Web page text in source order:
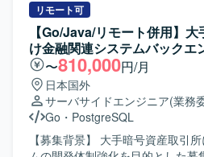
環境への移行経験も積むことができます。 【
JavaおよびSpringBootを中心とし
開発環境となっております。クラ
用する可能性があり、要件定義や
も関わる機会がございます。
に、ApacheやRDBを考慮した設
ビュー、課題やリスクの抽出と改
だきます。また、生成AIを活用し
しながら進めていただきます。 【求める人物像】 自発的に
課題やリスクを発見し、関係者を
ける方を求めております。顧客に
できるコミュニケーション力を持
的にキャッチアップできる方にご
ております。 【ポジションの魅力】 既存システムのエンハ
リモート可
【Go/Java/リモート併用】
け金融関連システムバックエ
〜810,000円/月
日本国外
サーバサイドエンジニア(業務
Go ・ PostgreSQL
【募集背景】 大手暗号資産取引